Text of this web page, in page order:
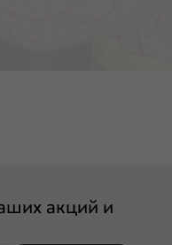
акций и